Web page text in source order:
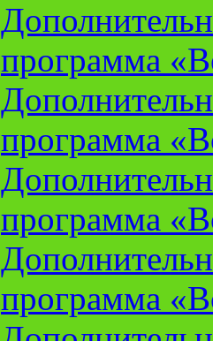
программа
программа
программа
программа